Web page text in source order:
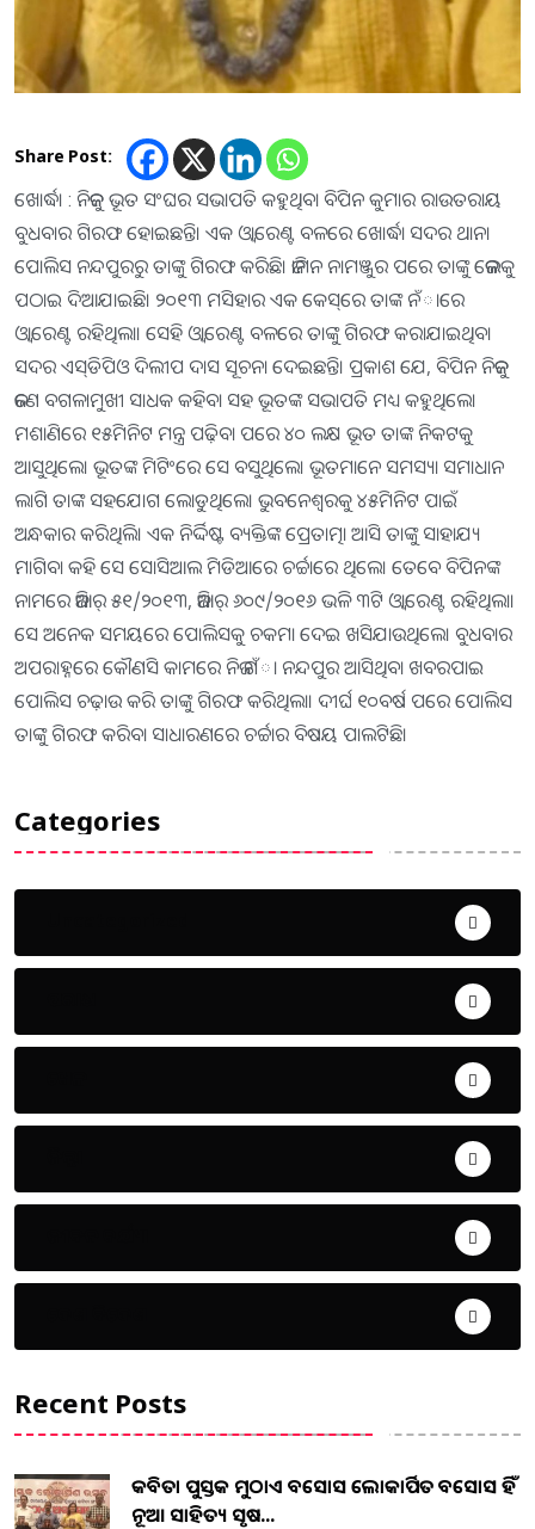
Share Post:
ଖୋର୍ଦ୍ଧା : ନିଜକୁ ଭୂତ ସଂଘର ସଭାପତି କହୁଥିବା ବିପିନ କୁମାର ରାଉତରାୟ
ବୁଧବାର ଗିରଫ ହୋଇଛନ୍ତି। ଏକ ଓ୍ବାରେଣ୍ଟ ବଳରେ ଖୋର୍ଦ୍ଧା ସଦର ଥାନା
ପୋଲିସ ନନ୍ଦପୁରରୁ ତାଙ୍କୁ ଗିରଫ କରିଛି। ଜାମିନ ନାମଞ୍ଜୁର ପରେ ତାଙ୍କୁ ଜେଲକୁ
ପଠାଇ ଦିଆଯାଇଛି। ୨୦୧୩ ମସିହାର ଏକ କେସ୍‌ରେ ତାଙ୍କ ନଁାରେ
ଓ୍ବାରେଣ୍ଟ ରହିଥିଲା। ସେହି ଓ୍ବାରେଣ୍ଟ ବଳରେ ତାଙ୍କୁ ଗିରଫ କରାଯାଇଥିବା
ସଦର ଏସ୍‌ଡିପିଓ ଦିଲୀପ ଦାସ ସୂଚନା ଦେଇଛନ୍ତି। ପ୍ରକାଶ ଯେ, ବିପିନ ନିଜକୁ
ଜଣେ ବଗଳାମୁଖୀ ସାଧକ କହିବା ସହ ଭୂତଙ୍କ ସଭାପତି ମଧ୍ୟ କହୁଥିଲେ।
ମଶାଣିରେ ୧୫ମିନିଟ ମନ୍ତ୍ର ପଢ଼ିବା ପରେ ୪୦ ଲକ୍ଷ ଭୂତ ତାଙ୍କ ନିକଟକୁ
ଆସୁଥିଲେ। ଭୂତଙ୍କ ମିଟିଂରେ ସେ ବସୁଥିଲେ। ଭୂତମାନେ ସମସ୍ୟା ସମାଧାନ
ଲାଗି ତାଙ୍କ ସହଯୋଗ ଲୋଡୁଥିଲେ। ଭୁବନେଶ୍ୱରକୁ ୪୫ମିନିଟ ପାଇଁ
ଅନ୍ଧକାର କରିଥିଲି। ଏକ ନିର୍ଦ୍ଦିଷ୍ଟ ବ୍ୟକ୍ତିଙ୍କ ପ୍ରେତାତ୍ମା ଆସି ତାଙ୍କୁ ସାହାଯ୍ୟ
ମାଗିବା କହି ସେ ସୋସିଆଲ ମିଡିଆରେ ଚର୍ଚ୍ଚାରେ ଥିଲେ। ତେବେ ବିପିନଙ୍କ
ନାମରେ ଜିଆର୍‌ ୫୧/୨୦୧୩, ଜିଆର୍‌ ୬୦୯/୨୦୧୬ ଭଳି ୩ଟି ଓ୍ବାରେଣ୍ଟ ରହିଥିଲା।
ସେ ଅନେକ ସମୟରେ ପୋଲିସକୁ ଚକମା ଦେଇ ଖସିଯାଉଥିଲେ। ବୁଧବାର
ଅପରାହ୍ନରେ କୌଣସି କାମରେ ନିଜ ଗଁା ନନ୍ଦପୁର ଆସିଥିବା ଖବରପାଇ
ପୋଲିସ ଚଢ଼ାଉ କରି ତାଙ୍କୁ ଗିରଫ କରିଥିଲା। ଦୀର୍ଘ ୧୦ବର୍ଷ ପରେ ପୋଲିସ
ତାଙ୍କୁ ଗିରଫ କରିବା ସାଧାରଣରେ ଚର୍ଚ୍ଚାର ବିଷୟ ପାଲଟିଛି।
Categories
Recent Posts
କବିତା ପୁସ୍ତକ ମୁଠାଏ ଅବସୋସ ଲୋକାର୍ପିତ ଅବସୋସ ହିଁ
ନୂଆ ସାହିତ୍ୟ ସୃଷ...